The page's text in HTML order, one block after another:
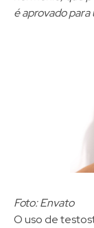
é aprovado
Foto: Envato
O uso de